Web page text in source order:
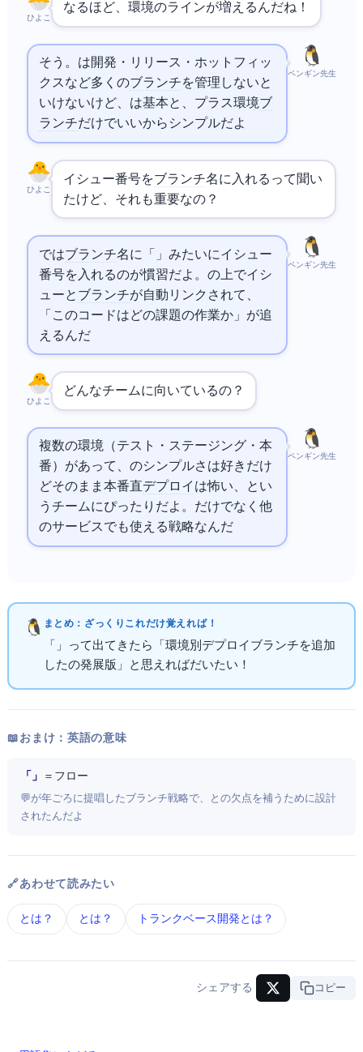
ひよこ
なるほど、環境のラインが増えるんだね！
ペンギン先生
そう。 Flowは開発・リリース・ホットフィッ
クスなど多くのブランチを管理しないと
いけないけど、 Flowは基本featureとmain、プラス環境ブ
ランチだけでいいからシンプルだよ
ひよこ
イシュー番号をブランチ名に入れるって聞い
たけど、それも重要なの？
ペンギン先生
ではブランチ名に「42-add-login」みたいにイシュー
番号を入れるのが慣習だよ。 の上でイシ
ューと ブランチが自動リンクされて、
「このコードはどの課題の作業か」が追
えるんだ
ひよこ
どんなチームに向いているの？
ペンギン先生
複数の環境（テスト・ステージング・本
番）があって、 のシンプルさは好きだけ
どそのまま本番直デプロイ は怖い、とい
うチームにぴったりだよ。 だけでなく他
のサービスでも使える戦略なんだ
まとめ：ざっくりこれだけ覚えればOK！
「
Flow」って出てきたら「環境別デプロイブランチを追加
したの発展版」と思えればだいたいOK！
📖 おまけ：英語の意味
「GitLab Flow」 ＝ GitLabフロー
💬 GitLabが2014年ごろに提唱したブランチ戦略で、Git FlowとGitHub Flowの欠点を補うために設計
されたんだよ
🔗 あわせて読みたい
GitFlow とは？ GitHub Flow とは？ トランクベース開発 とは？
シェアする URLコピー